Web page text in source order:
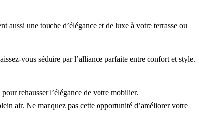
aussi une touche d’élégance et de luxe à votre terrasse ou
vous séduire par l’alliance parfaite entre confort et style.
rehausser l’élégance de votre mobilier.
air. Ne manquez pas cette opportunité d’améliorer votre